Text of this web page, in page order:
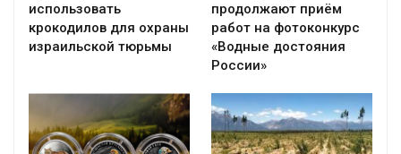
использовать
крокодилов для охраны
израильской тюрьмы
продолжают приём
работ на фотоконкурс
«Водные достояния
России»